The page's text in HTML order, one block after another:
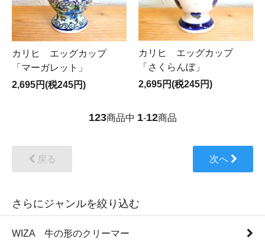
カリヒ エッグカップ
「マーガレット」
2,695円(税245円)
カリヒ エッグカップ
「さくらんぼ」
2,695円(税245円)
123商品中 1-12商品
戻る 次へ
さらにジャンルを絞り込む
WIZA 牛の形のクリーマー